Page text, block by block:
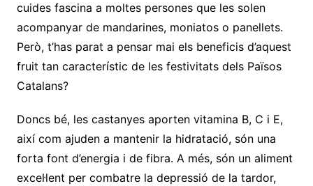
cuides fascina a moltes persones que les solen
acompanyar de mandarines, moniatos o panellets.
Però, t’has parat a pensar mai els beneficis d’aquest
fruit tan característic de les festivitats dels Països
Catalans?
Doncs bé, les castanyes aporten vitamina B, C i E,
així com ajuden a mantenir la hidratació, són una
forta font d’energia i de fibra. A més, són un aliment
excel·lent per combatre la depressió de la tardor,